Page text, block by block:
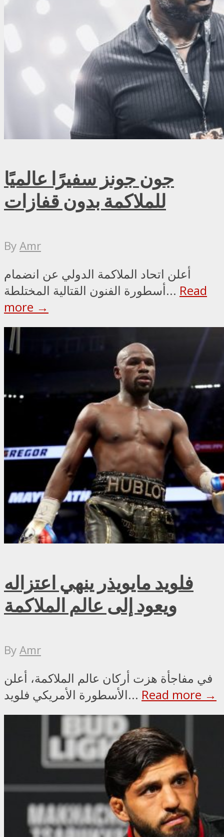
جون جونز سفيرًا عالميًا
للملاكمة بدون قفازات
ByAmr
أعلن اتحاد الملاكمة الدولي عن انضمام
أسطورة الفنون القتالية المختلطة... Read
more →
فلويد مايويذر ينهي اعتزاله
ويعود إلى عالم الملاكمة
ByAmr
في مفاجأة هزت أركان عالم الملاكمة، أعلن
الأسطورة الأمريكي فلويد... Read more →